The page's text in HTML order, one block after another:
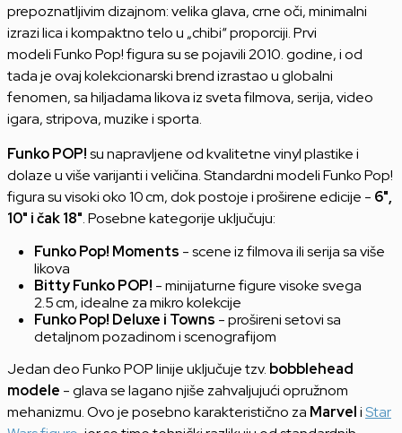
prepoznatljivim dizajnom: velika glava, crne oči, minimalni
izrazi lica i kompaktno telo u „chibi“ proporciji. Prvi
modeli Funko Pop! figura su se pojavili 2010. godine, i od
tada je ovaj kolekcionarski brend izrastao u globalni
fenomen, sa hiljadama likova iz sveta filmova, serija, video
igara, stripova, muzike i sporta.
Funko POP!su napravljene od kvalitetne vinyl plastike i
dolaze u više varijanti i veličina. Standardni modeli Funko Pop!
figura su visoki oko 10 cm, dok postoje i proširene edicije - 6",
10" i čak 18". Posebne kategorije uključuju:
Funko Pop! Moments - scene iz filmova ili serija sa više
likova
Bitty Funko POP! - minijaturne figure visoke svega
2.5 cm, idealne za mikro kolekcije
Funko Pop! Deluxe i Towns - prošireni setovi sa
detaljnom pozadinom i scenografijom
Jedan deo Funko POP linije uključuje tzv. bobblehead
modele - glava se lagano njiše zahvaljujući opružnom
mehanizmu. Ovo je posebno karakteristično za MarveliStar